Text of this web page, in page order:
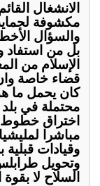
الانشغال
مكشوفة
والسؤال
بل من
الإسلام من
قضاء خاصة
كان يحمل ما
محتملة في
اختراق خطوط
مباشرا
وقيادات
وتحويل
السلاح لا